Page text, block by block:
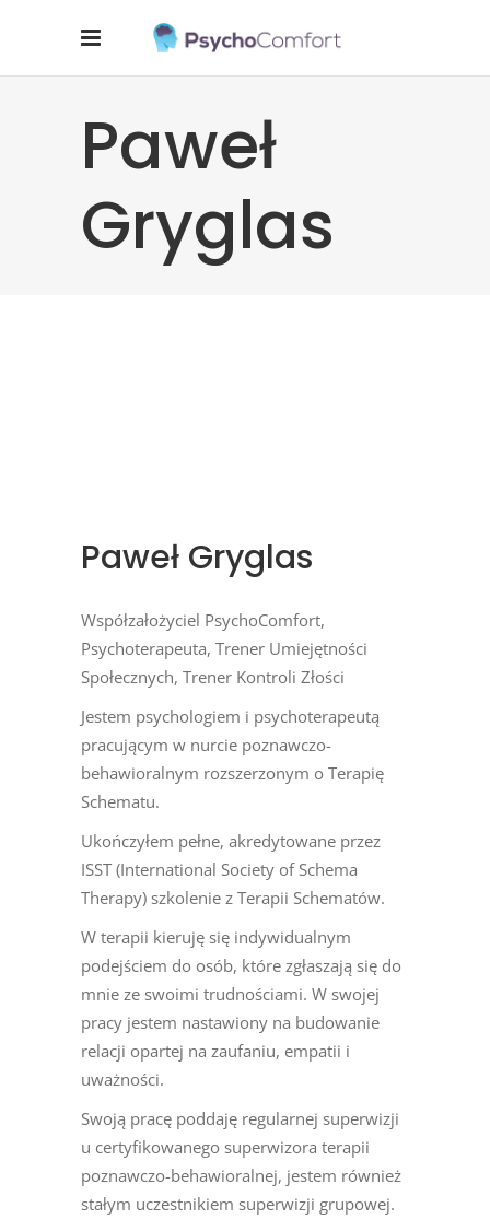
Paweł
Gryglas
Paweł Gryglas
Współzałożyciel PsychoComfort,
Psychoterapeuta, Trener Umiejętności
Społecznych, Trener Kontroli Złości
Jestem psychologiem i psychoterapeutą
pracującym w nurcie poznawczo-
behawioralnym rozszerzonym o Terapię
Schematu.
Ukończyłem pełne, akredytowane przez
ISST (International Society of Schema
Therapy) szkolenie z Terapii Schematów.
W terapii kieruję się indywidualnym
podejściem do osób, które zgłaszają się do
mnie ze swoimi trudnościami. W swojej
pracy jestem nastawiony na budowanie
relacji opartej na zaufaniu, empatii i
uważności.
Swoją pracę poddaję regularnej superwizji
u certyfikowanego superwizora terapii
poznawczo-behawioralnej, jestem również
stałym uczestnikiem superwizji grupowej.